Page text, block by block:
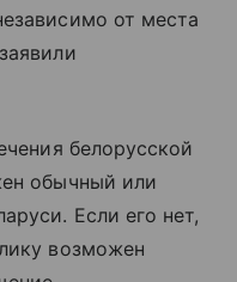
от места
белорусской
обычный или
Если его нет,
возможен